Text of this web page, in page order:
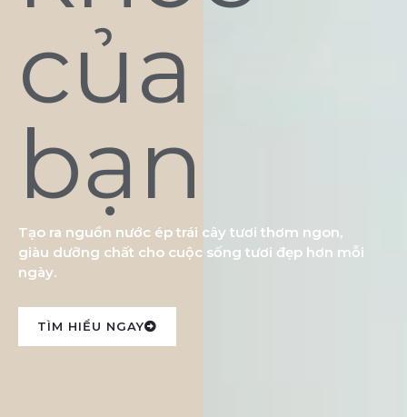
của
bạn
Tạo ra nguồn nước ép trái cây tươi thơm ngon,
giàu dưỡng chất cho cuộc sống tươi đẹp hơn mỗi
ngày.
TÌM HIỂU NGAY